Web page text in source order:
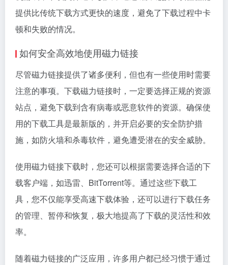
提供比传统下载方式更快的速度，避免了下载过程中卡
顿和失败的情况。
如何安全高效地使用磁力链接
尽管磁力链接提供了诸多便利，但也有一些使用时需要
注意的事项。下载磁力链接时，一定要选择正规的资源
站点，避免下载到含有病毒或恶意软件的资源。确保使
用的下载工具是最新版的，并开启必要的安全防护措
施，如防火墙和杀毒软件，避免遭受潜在的安全威胁。
使用磁力链接下载时，您还可以根据需要选择合适的下
载客户端，如迅雷、BitTorrent等。通过这些下载工
具，您不仅能享受高速下载体验，还可以进行下载任务
的管理、暂停和恢复，极大地提高了下载的灵活性和效
率。
随着磁力链接的广泛应用，许多用户都已经习惯于通过